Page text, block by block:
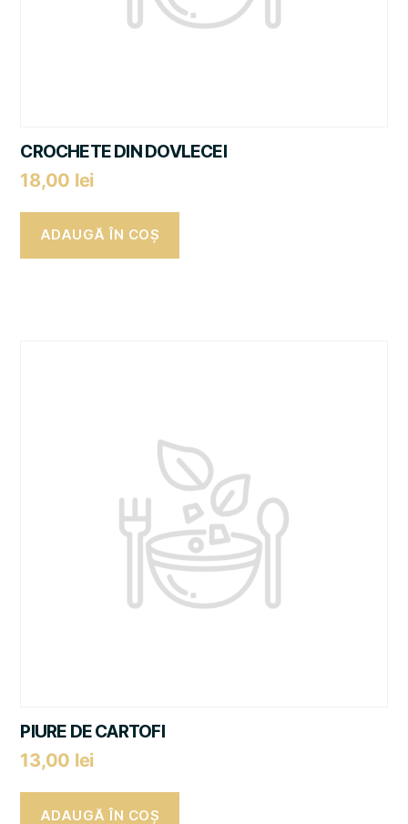
CROCHETE DIN DOVLECEI
18,00 lei
ADAUGĂ ÎN COȘ
PIURE DE CARTOFI
13,00 lei
ADAUGĂ ÎN COȘ